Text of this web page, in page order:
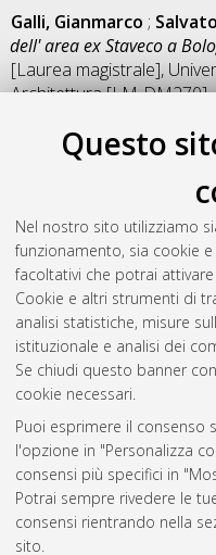
Questo
Nel nostro sito utilizziamo
funzionamento, sia cookie
facoltativi che potrai
Cookie e altri strumenti di
analisi statistiche, misure
istituzionale e analisi dei
Se chiudi questo banner
cookie necessari.
Puoi esprimere il consenso
l'opzione in "Personalizza
consensi più specifici in
Potrai sempre rivedere le
consensi rientrando nella
sito.
Galli, Gianmarco ;
dell' area ex Staveco a
[Laurea magistrale],
Architettura [LM-DM270]
Salva
Il full-text non è
Altri
Gestione
Atom
Rss 1.0
Rss 2.0